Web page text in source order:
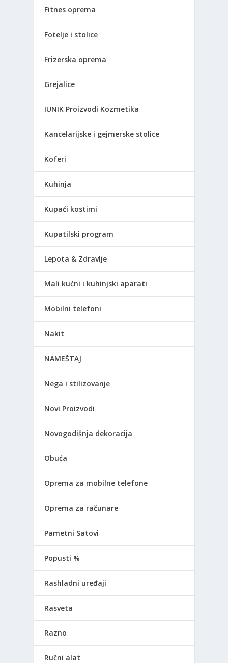
Fitnes oprema
Fotelje i stolice
Frizerska oprema
Grejalice
IUNIK Proizvodi Kozmetika
Kancelarijske i gejmerske stolice
Koferi
Kuhinja
Kupaći kostimi
Kupatilski program
Lepota & Zdravlje
Mali kućni i kuhinjski aparati
Mobilni telefoni
Nakit
NAMEŠTAJ
Nega i stilizovanje
Novi Proizvodi
Novogodišnja dekoracija
Obuća
Oprema za mobilne telefone
Oprema za računare
Pametni Satovi
Popusti %
Rashladni uređaji
Rasveta
Razno
Ručni alat